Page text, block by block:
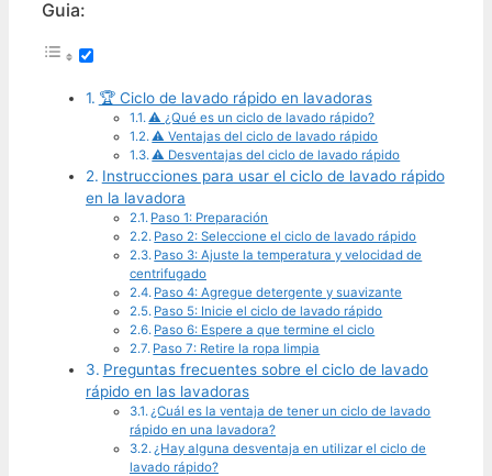
Guia:
🏆 Ciclo de lavado rápido en lavadoras
⚠️ ¿Qué es un ciclo de lavado rápido?
⚠️ Ventajas del ciclo de lavado rápido
⚠️ Desventajas del ciclo de lavado rápido
Instrucciones para usar el ciclo de lavado rápido
en la lavadora
Paso 1: Preparación
Paso 2: Seleccione el ciclo de lavado rápido
Paso 3: Ajuste la temperatura y velocidad de
centrifugado
Paso 4: Agregue detergente y suavizante
Paso 5: Inicie el ciclo de lavado rápido
Paso 6: Espere a que termine el ciclo
Paso 7: Retire la ropa limpia
Preguntas frecuentes sobre el ciclo de lavado
rápido en las lavadoras
¿Cuál es la ventaja de tener un ciclo de lavado
rápido en una lavadora?
¿Hay alguna desventaja en utilizar el ciclo de
lavado rápido?